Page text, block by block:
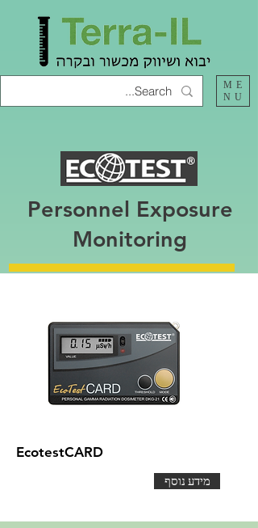
ME
NU
Personnel Exposure
Monitoring
EcotestCARD
מידע נוסף